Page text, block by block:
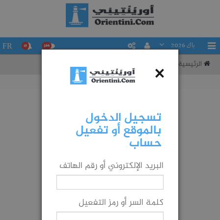
باك 2026 266
15
FR
الرئيسية تقييم حظوظك في التوجيه إلى شعبة ما×
تسجيل الدخول
بالموقع أو تفعيل
حساب
البريد الإلكتروني أو رقم الهاتف
كلمة السر أو رمز التفعيل